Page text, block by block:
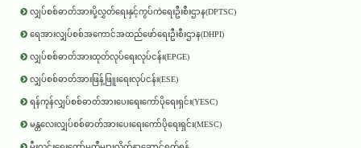
လျှပ်စစ်ဓာတ်အားပို့လွှတ်ရေးနှင့်ကွပ်ကဲရေးဦးစီးဌာန(DPTSC)
ရေအားလျှပ်စစ်အကောင်အထည်ဖော်ရေးဦးစီးဌာန(DHPI)
လျှပ်စစ်ဓာတ်အားထုတ်လုပ်ရေးလုပ်ငန်း(EPGE)
လျှပ်စစ်ဓာတ်အားဖြန့်ဖြူးရေးလုပ်ငန်း(ESE)
ရန်ကုန်လျှပ်စစ်ဓာတ်အားပေးရေးကော်ပိုရေးရှင်း(YESC)
မန္တလေးလျှပ်စစ်ဓာတ်အားပေးရေးကော်ပိုရေးရှင်း(MESC)